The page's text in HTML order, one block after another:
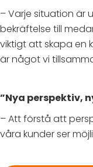
– Varje situation är
bekräftelse till
viktigt att skapa en
är något vi
”Nya perspektiv,
– Att förstå att
våra kunder ser